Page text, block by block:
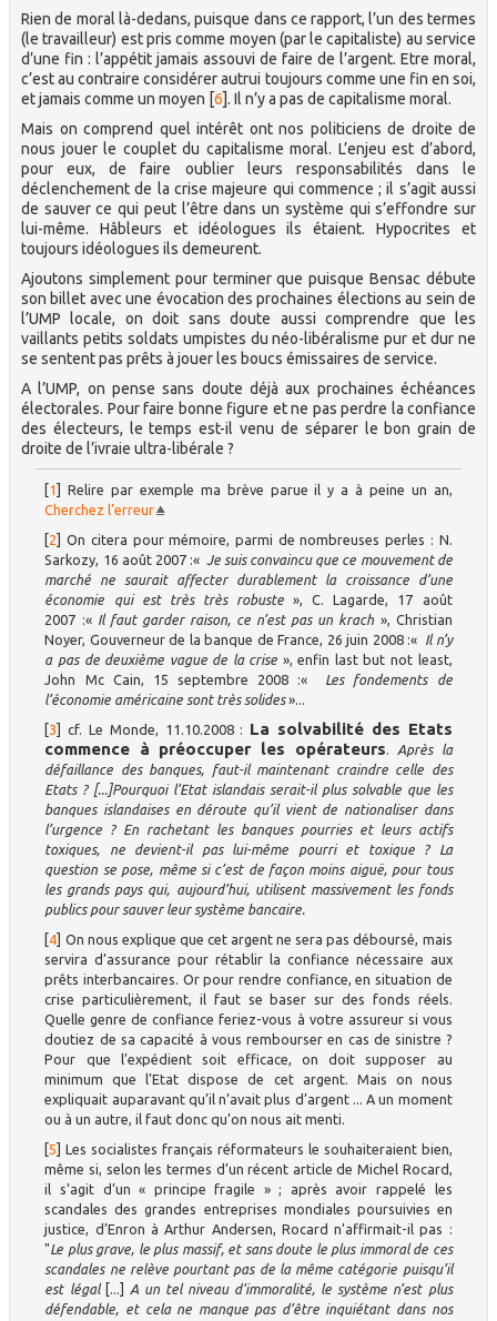
Rien de moral là-dedans, puisque dans ce rapport, l’un des termes
(le travailleur) est pris comme moyen (par le capitaliste) au service
d’une fin : l’appétit jamais assouvi de faire de l’argent. Etre moral,
c’est au contraire considérer autrui toujours comme une fin en soi,
et jamais comme un moyen [6]. Il n’y a pas de capitalisme moral.
Mais on comprend quel intérêt ont nos politiciens de droite de
nous jouer le couplet du capitalisme moral. L’enjeu est d’abord,
pour eux, de faire oublier leurs responsabilités dans le
déclenchement de la crise majeure qui commence ; il s’agit aussi
de sauver ce qui peut l’être dans un système qui s’effondre sur
lui-même. Hâbleurs et idéologues ils étaient. Hypocrites et
toujours idéologues ils demeurent.
Ajoutons simplement pour terminer que puisque Bensac débute
son billet avec une évocation des prochaines élections au sein de
l’UMP locale, on doit sans doute aussi comprendre que les
vaillants petits soldats umpistes du néo-libéralisme pur et dur ne
se sentent pas prêts à jouer les boucs émissaires de service.
A l’UMP, on pense sans doute déjà aux prochaines échéances
électorales. Pour faire bonne figure et ne pas perdre la confiance
des électeurs, le temps est-il venu de séparer le bon grain de
droite de l’ivraie ultra-libérale ?
1 ]Relire par exemple ma brève parue il y a à peine un an,
Cherchez l’erreur
2 ]On citera pour mémoire, parmi de nombreuses perles : N.
Sarkozy, 16 août 2007 :« Je suis convaincu que ce mouvement de
marché ne saurait affecter durablement la croissance d’une
économie qui est très très robuste », C. Lagarde, 17 août
2007 :« Il faut garder raison, ce n’est pas un krach », Christian
Noyer, Gouverneur de la banque de France, 26 juin 2008 :« Il n’y
a pas de deuxième vague de la crise », enfin last but not least,
John Mc Cain, 15 septembre 2008 :«
Les fondements de
l’économie américaine sont très solides»...
3 ]cf. Le Monde, 11.10.2008 : La solvabilité des Etats
commence à préoccuper les opérateurs. Après la
défaillance des banques, faut-il maintenant craindre celle des
Etats ? [...]Pourquoi l’Etat islandais serait-il plus solvable que les
banques islandaises en déroute qu’il vient de nationaliser dans
l’urgence ? En rachetant les banques pourries et leurs actifs
toxiques, ne devient-il pas lui-même pourri et toxique ? La
question se pose, même si c’est de façon moins aiguë, pour tous
les grands pays qui, aujourd’hui, utilisent massivement les fonds
publics pour sauver leur système bancaire.
4 On nous explique que cet argent ne sera pas déboursé, mais
servira d’assurance pour rétablir la confiance nécessaire aux
prêts interbancaires. Or pour rendre confiance, en situation de
crise particulièrement, il faut se baser sur des fonds réels.
Quelle genre de confiance feriez-vous à votre assureur si vous
doutiez de sa capacité à vous rembourser en cas de sinistre ?
Pour que l’expédient soit efficace, on doit supposer au
minimum que l’Etat dispose de cet argent. Mais on nous
expliquait auparavant qu’il n’avait plus d’argent ... A un moment
ou à un autre, il faut donc qu’on nous ait menti.
[5 ]Les socialistes français réformateurs le souhaiteraient bien,
même si, selon les termes d’un récent article de Michel Rocard,
il s’agit d’un « principe fragile » ; après avoir rappelé les
scandales des grandes entreprises mondiales poursuivies en
justice, d’Enron à Arthur Andersen, Rocard n’affirmait-il pas :
"Le plus grave, le plus massif, et sans doute le plus immoral de ces
scandales ne relève pourtant pas de la même catégorie puisqu’il
est légal[...] A un tel niveau d’immoralité, le système n’est plus
défendable, et cela ne manque pas d’être inquiétant dans nos